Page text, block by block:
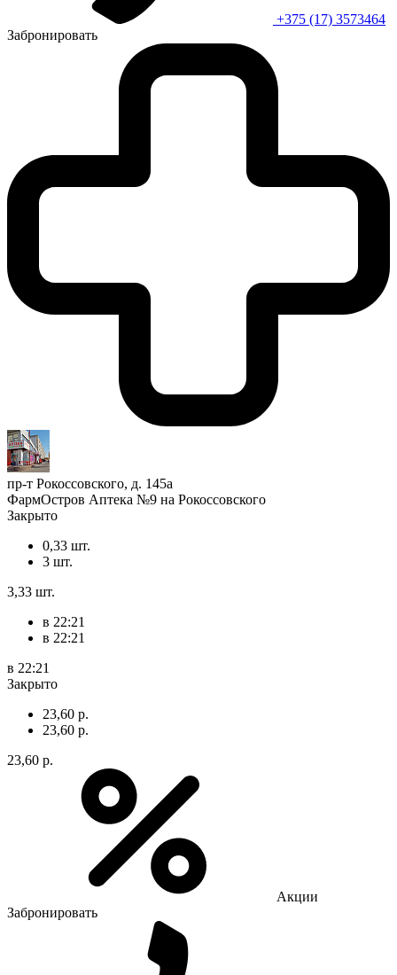
+375 (17) 3573464
Забронировать
пр-т Рокоссовского, д. 145а
ФармОстров Аптека №9 на Рокоссовского
Закрыто
0,33 шт.
3 шт.
3,33 шт.
в 22:21
в 22:21
в 22:21
Закрыто
23,60 р.
23,60 р.
23,60 р.
Акции
Забронировать